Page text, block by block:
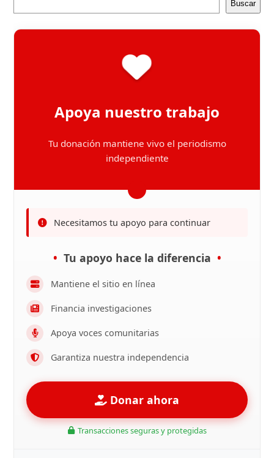
Buscar
Apoya nuestro trabajo
Tu donación mantiene vivo el periodismo
independiente
Necesitamos tu apoyo para continuar
Tu apoyo hace la diferencia
Mantiene el sitio en línea
Financia investigaciones
Apoya voces comunitarias
Garantiza nuestra independencia
Donar ahora
Transacciones seguras y protegidas